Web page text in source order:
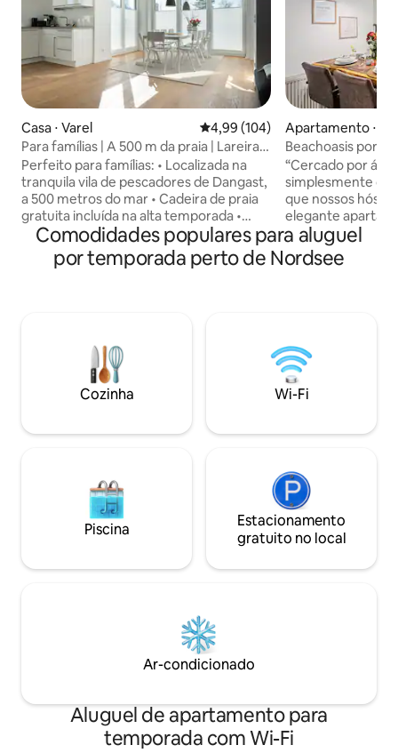
Casa ⋅ Varel 4,99 de uma avaliação média de
4,99 (104)
Para famílias | A 500 m da praia | Lareira e
jardim
Perfeito para famílias: • Localizada na
tranquila vila de pescadores de Dangast,
a 500 metros do mar • Cadeira de praia
gratuita incluída na alta temporada •
Casa moderna e luminosa de dois
andares com muito espaço para famílias
• Cozinha totalmente equipada com
Terraço ensolarado e jardim •
Supermercado, padaria, cafés,
restaurantes e aluguel de bicicletas a
uma curta distância a pé •
Apartamento ⋅
ven
Beachoasis por
“Cercado por
simplesmente de
que nossos
elegante
quatro pessoas –
amigos ou famílias
de dormir, estar
terraço – o local
manhã. O som suave das ondas faz
deste retiro o seu
e descontrair.
Comodidades populares para aluguel
por temporada perto de Nordsee
Cozinha Wi-Fi
Piscina
Estacionamento
gratuito no local
Ar-condicionado
Aluguel de apartamento para
temporada com Wi-Fi